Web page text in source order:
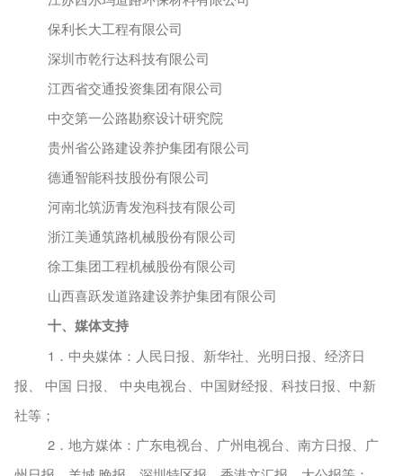
保利长大工程有限公司
深圳市乾行达科技有限公司
江西省交通投资集团有限公司
中交第一公路勘察设计研究院
贵州省公路建设养护集团有限公司
德通智能科技股份有限公司
河南北筑沥青发泡科技有限公司
浙江美通筑路机械股份有限公司
徐工集团工程机械股份有限公司
山西喜跃发道路建设养护集团有限公司
十、媒体支持
1．中央媒体：人民日报、新华社、光明日报、经济日
报、 中国 日报、 中央电视台、中国财经报、科技日报、中新
社等；
2．地方媒体：广东电视台、广州电视台、南方日报、广